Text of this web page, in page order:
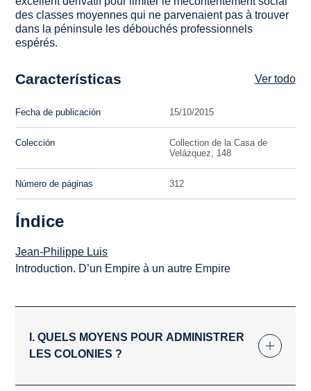
des classes moyennes qui ne parvenaient pas à trouver
dans la péninsule les débouchés professionnels
espérés.
Características Ver todo
Fecha de publicación 15/10/2015
Colección
Collection de la Casa de
Velázquez, 148
Número de páginas 312
Índice
Jean-Philippe Luis
Introduction. D’un Empire à un autre Empire
I. QUELS MOYENS POUR ADMINISTRER
LES COLONIES ?